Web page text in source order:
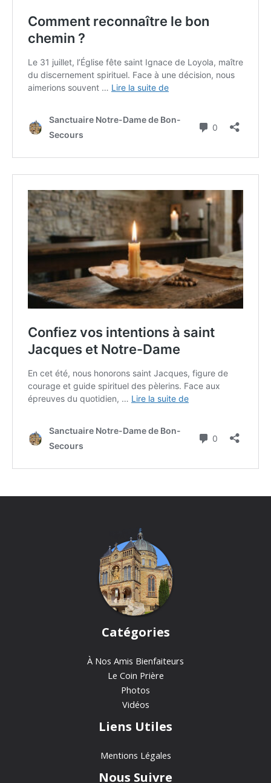
Catégories
À Nos Amis Bienfaiteurs
Le Coin Prière
Photos
Vidéos
Liens Utiles
Mentions Légales
Nous Suivre